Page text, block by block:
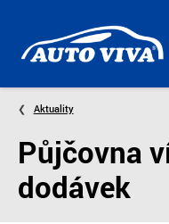
Úvodní
Aktuality
Půjčovna
dodávek